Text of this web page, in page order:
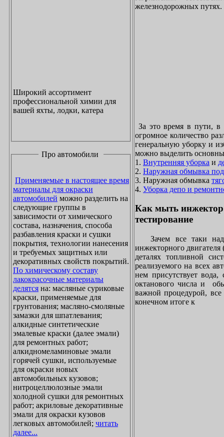
Широкий ассортимент
профессиональной химии для
вашей яхты, лодки, катера
Про автомобили
Применяемые в настоящее время
материалы для окраски
автомобилей можно разделить на
следующие группы в
зависимости от химического
состава, назначения, способа
разбавления краски и сушки
покрытия, технологии нанесения
и требуемых защитных или
декоративных свойств покрытий.
По химическому составу
лакокрасочные материалы
делятся на: масляные суриковые
краски, применяемые для
грунтования; масляно-смоляные
замазки для шпатлевания;
алкидные синтетические
эмалевые краски (далее эмали)
для ремонтных работ;
алкидномеламиновые эмали
горячей сушки, используемые
для окраски новых
автомобильных кузовов;
нитроцеллюлозные эмали
холодной сушки для ремонтных
работ; акриловые декоративные
эмали для окраски кузовов
легковых автомобилей; читать
далее...
железнодорожных путях.
За это время в пути,
огромное количество
генеральную уборку и
можно выделить
1. Внутренняя уборка и
2. Наружная обмывка
3. Наружная обмывка
4. Уборка депо и
Как мыть
тестирование
Зачем все таки
инжекторного
деталях топливной
реализуемого на всех
нем присутствует
октанового числа и
важной процедурой, все
конечном итоге к